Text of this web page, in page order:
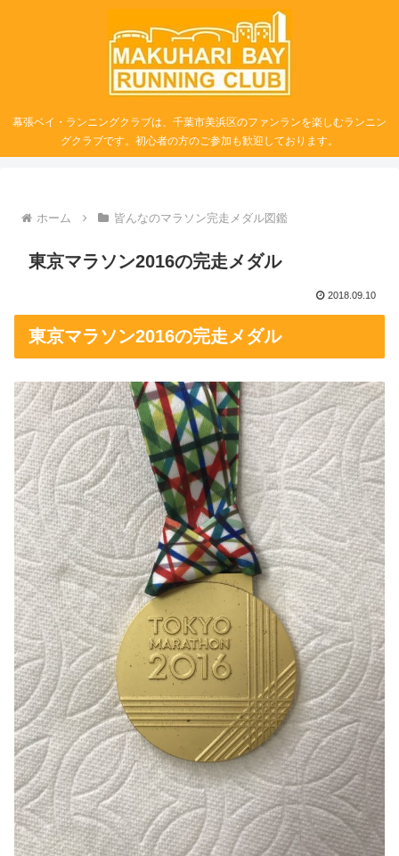
幕張ベイ・ランニングクラブは、千葉市美浜区のファンランを楽しむランニン
グクラブです。初心者の方のご参加も歓迎しております。
ホーム 皆んなのマラソン完走メダル図鑑
東京マラソン2016の完走メダル
2018.09.10
東京マラソン2016の完走メダル